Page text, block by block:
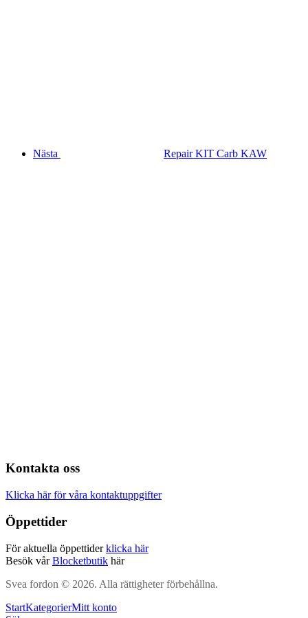
Nästa Repair KIT Carb KAW
Kontakta oss
Klicka här för våra kontaktuppgifter
Öppettider
För aktuella öppettiderklicka här
Besök vårBlocketbutik här
Svea fordon © 2026. Alla rättigheter förbehållna.
StartKategorierMitt konto